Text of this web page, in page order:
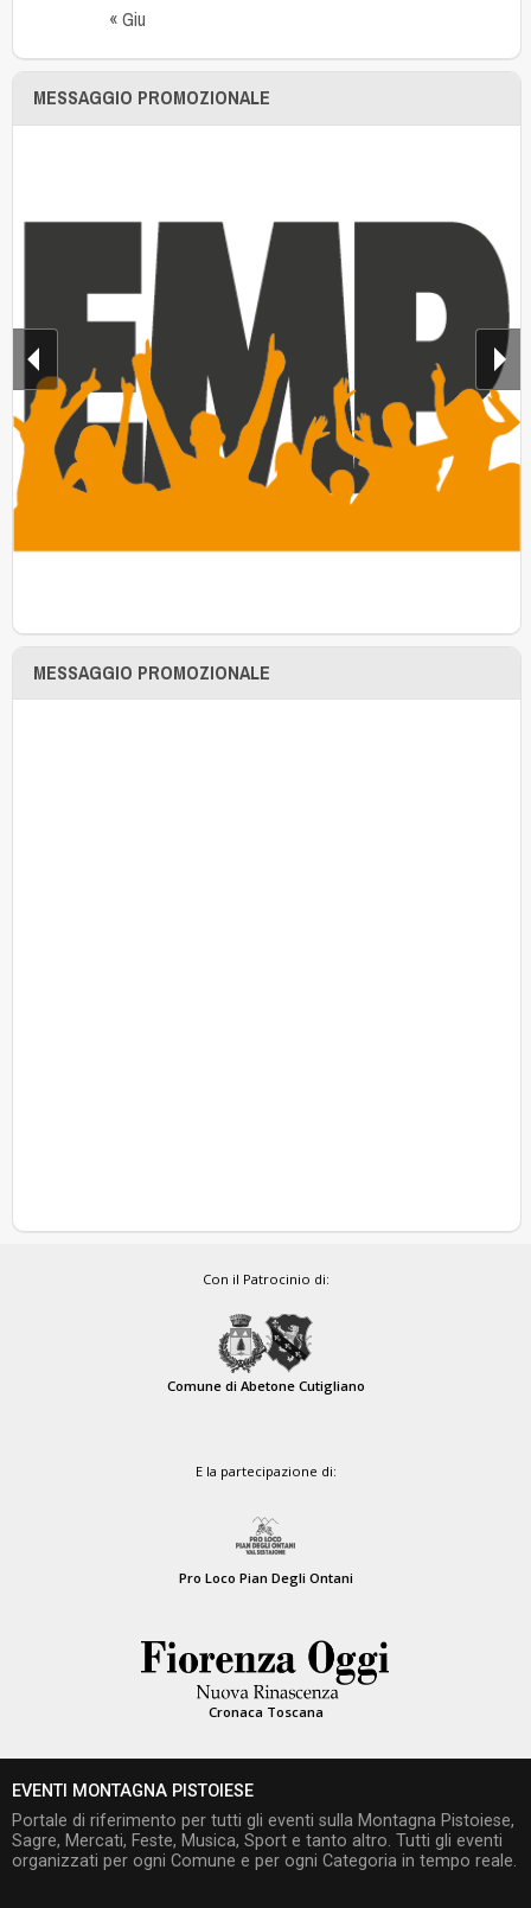
« Giu
MESSAGGIO PROMOZIONALE
MESSAGGIO PROMOZIONALE
Con il Patrocinio di:
Comune di Abetone Cutigliano
E la partecipazione di:
Pro Loco Pian Degli Ontani
Cronaca Toscana
EVENTI MONTAGNA PISTOIESE
Portale di riferimento per tutti gli eventi sulla Montagna Pistoiese,
Sagre, Mercati, Feste, Musica, Sport e tanto altro. Tutti gli eventi
organizzati per ogni Comune e per ogni Categoria in tempo reale.